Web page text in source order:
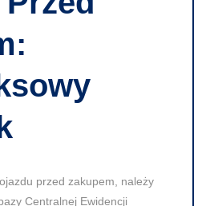
przed zakupem, należy
Centralnej Ewidencji